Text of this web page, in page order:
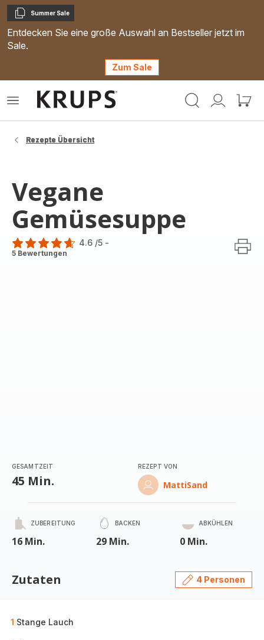
Kopieren
Summer Sale
Entdecken Sie eine große Auswahl an Bestseller jetzt im
Sale.
Zum Sale
Mein
Mein
Das
Rezepte Übersicht
Vegane
Gemüsesuppe
ratings.4.6
4.6 /5 -
5 Bewertungen
GESAMTZEIT
45 Min.
REZEPT VON
MattiSand
ZUBEREITUNG
16 Min.
BACKEN
29 Min.
ABKÜHLEN
0 Min.
Zutaten 4 Personen
1 Stange Lauch